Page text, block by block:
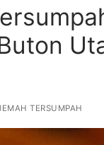
TERSUMPAH